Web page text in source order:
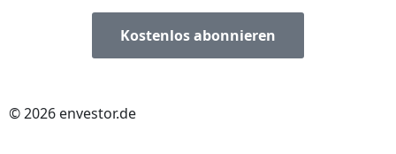
Kostenlos abonnieren
© 2026 envestor.de